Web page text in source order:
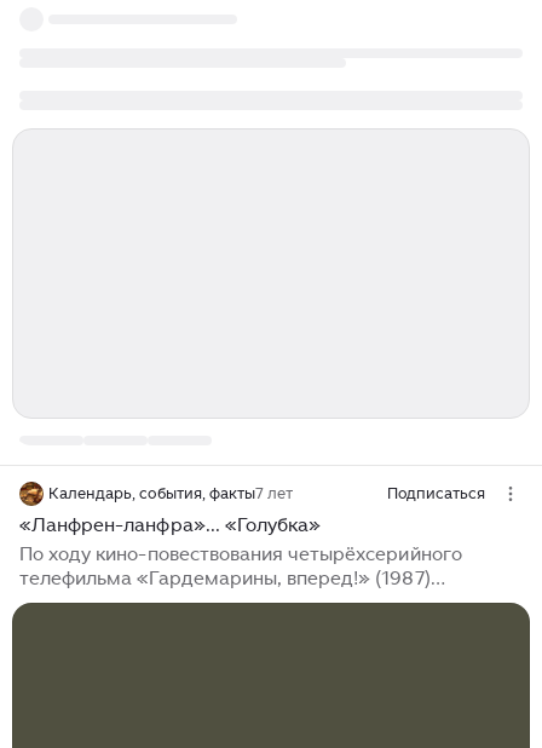
Календарь, события, факты7 лет Подписаться
«Ланфрен-ланфра»... «Голубка»
По ходу кино-повествования четырёхсерийного
телефильма «Гардемарины, вперед!» (1987)
французский дипломат шевалье де Брильи (Михаил